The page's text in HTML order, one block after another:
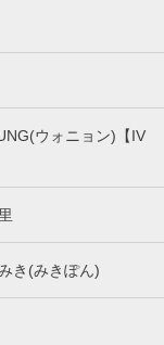
ウォニョン)【IV
き(みきぽん)